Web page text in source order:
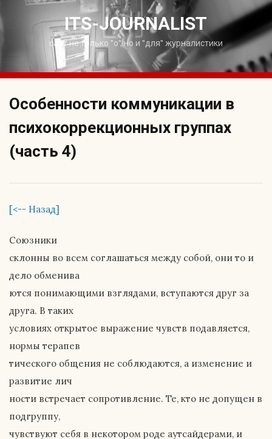
to
content
ITS-JOURNALIST
сайт не только "о", но и "для" журналистики
Особенности коммуникации в
психокоррекционных группах
(часть 4)
[<-- Назад]
Союзники
склонны во всем соглашаться между собой, они то и
дело обменива
ются понимающими взглядами, вступаются друг за
друга. В таких
условиях открытое выражение чувств подавляется,
нормы терапев
тического общения не соблюдаются, а изменение и
развитие лич
ности встречает сопротивление. Те, кто не допущен в
подгруппу,
чувствуют себя в некотором роде аутсайдерами, и